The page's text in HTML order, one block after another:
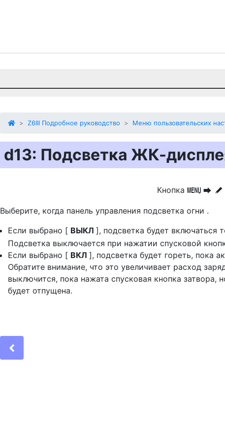
Z6III Подробное руководство Меню пользовательских
d13: Подсветка ЖК-
Кнопка G U A
Выберите, когда панель управления подсветка огни .
Если выбрано [ ВЫКЛ ], подсветка будет включаться
Подсветка выключается при нажатии спусковой
Если выбрано [ ВКЛ ], подсветка будет гореть, пока
Обратите внимание, что это увеличивает расход
выключится, пока нажата спусковая кнопка затвора,
будет отпущена.